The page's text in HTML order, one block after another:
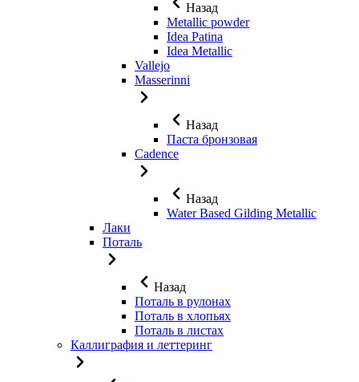
Назад
Metallic powder
Idea Patina
Idea Metallic
Vallejo
Masserinni
Назад
Паста бронзовая
Cadence
Назад
Water Based Gilding Metallic
Лаки
Поталь
Назад
Поталь в рулонах
Поталь в хлопьях
Поталь в листах
Каллиграфия и леттеринг